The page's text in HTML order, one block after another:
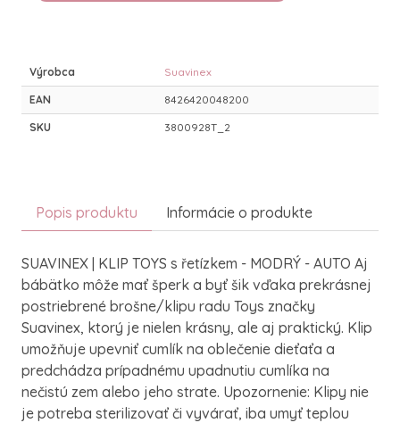
Výrobca Suavinex
EAN 8426420048200
SKU 3800928T_2
Popis produktu Informácie o produkte
SUAVINEX | KLIP TOYS s řetízkem - MODRÝ - AUTO Aj
bábätko môže mať šperk a byť šik vďaka prekrásnej
postriebrené brošne/klipu radu Toys značky
Suavinex, ktorý je nielen krásny, ale aj praktický. Klip
umožňuje upevniť cumlík na oblečenie dieťaťa a
predchádza prípadnému upadnutiu cumlíka na
nečistú zem alebo jeho strate. Upozornenie: Klipy nie
je potreba sterilizovať či vyvárať, iba umyť teplou